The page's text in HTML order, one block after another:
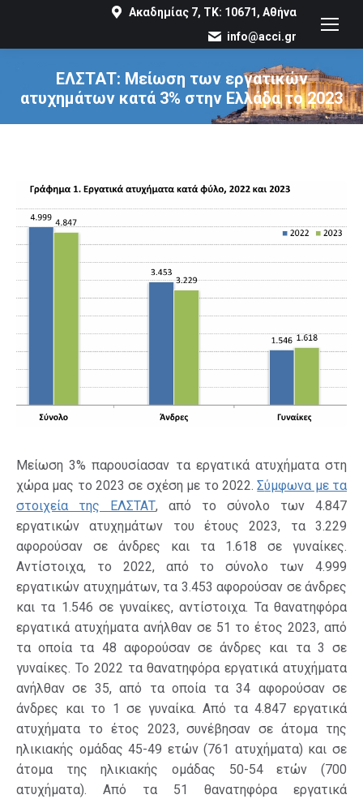
Ακαδημίας 7, ΤΚ: 10671, Αθήνα
info@acci.gr
ΕΛΣΤΑΤ: Μείωση των εργατικών
ατυχημάτων κατά 3% στην Ελλάδα το 2023
You are here:
Μείωση 3% παρουσίασαν τα εργατικά ατυχήματα στη
χώρα μας το 2023 σε σχέση με το 2022.Σύμφωνα με τα
στοιχεία της ΕΛΣΤΑΤ, από το σύνολο των 4.847
εργατικών ατυχημάτων του έτους 2023, τα 3.229
αφορούσαν σε άνδρες και τα 1.618 σε γυναίκες.
Αντίστοιχα, το 2022, από το σύνολο των 4.999
εργατικών ατυχημάτων, τα 3.453 αφορούσαν σε άνδρες
και τα 1.546 σε γυναίκες, αντίστοιχα. Τα θανατηφόρα
εργατικά ατυχήματα ανήλθαν σε 51 το έτος 2023, από
τα οποία τα 48 αφορούσαν σε άνδρες και τα 3 σε
γυναίκες. Το 2022 τα θανατηφόρα εργατικά ατυχήματα
ανήλθαν σε 35, από τα οποία τα 34 αφορούσαν σε
άνδρες και το 1 σε γυναίκα. Από τα 4.847 εργατικά
ατυχήματα το έτος 2023, συνέβησαν σε άτομα της
ηλικιακής ομάδας 45-49 ετών (761 ατυχήματα) και σε
άτομα της ηλικιακής ομάδας 50-54 ετών (700
ατυχήματα). Από τα 51 θανατηφόρα εργατικά